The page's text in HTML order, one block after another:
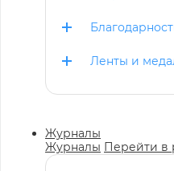
Ленты и
Журналы
Журналы Перейти в